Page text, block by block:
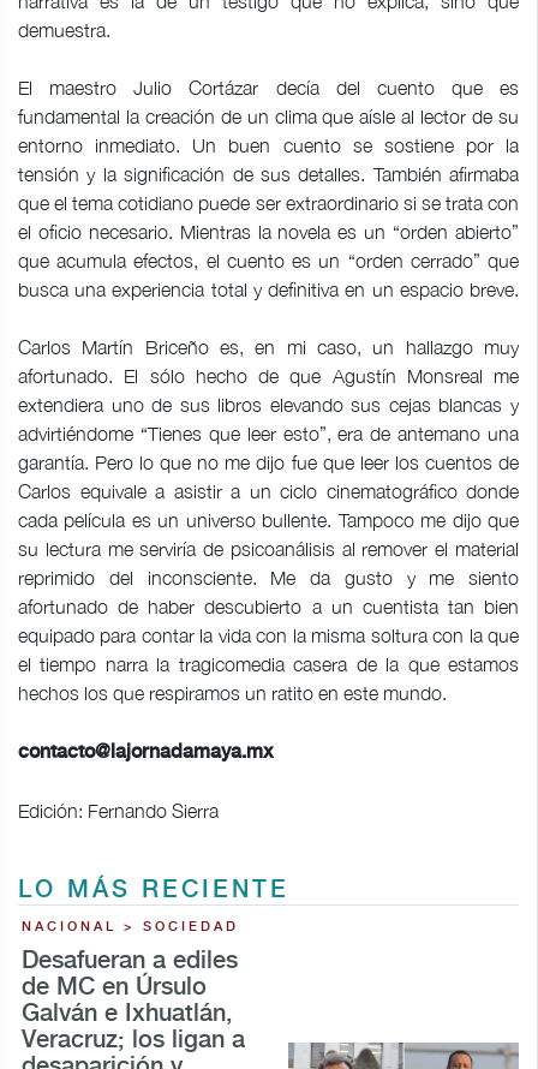
demuestra.
El maestro Julio Cortázar decía del cuento que es
fundamental la creación de un clima que aísle al lector de su
entorno inmediato. Un buen cuento se sostiene por la
tensión y la significación de sus detalles. También afirmaba
que el tema cotidiano puede ser extraordinario si se trata con
el oficio necesario. Mientras la novela es un “orden abierto”
que acumula efectos, el cuento es un “orden cerrado” que
busca una experiencia total y definitiva en un espacio breve.
Carlos Martín Briceño es, en mi caso, un hallazgo muy
afortunado. El sólo hecho de que Agustín Monsreal me
extendiera uno de sus libros elevando sus cejas blancas y
advirtiéndome “Tienes que leer esto”, era de antemano una
garantía. Pero lo que no me dijo fue que leer los cuentos de
Carlos equivale a asistir a un ciclo cinematográfico donde
cada película es un universo bullente. Tampoco me dijo que
su lectura me serviría de psicoanálisis al remover el material
reprimido del inconsciente. Me da gusto y me siento
afortunado de haber descubierto a un cuentista tan bien
equipado para contar la vida con la misma soltura con la que
el tiempo narra la tragicomedia casera de la que estamos
hechos los que respiramos un ratito en este mundo.
contacto@lajornadamaya.mx
Edición: Fernando Sierra
LO MÁS RECIENTE
NACIONAL > SOCIEDAD
Desafueran a ediles
de MC en Úrsulo
Galván e Ixhuatlán,
Veracruz; los ligan a